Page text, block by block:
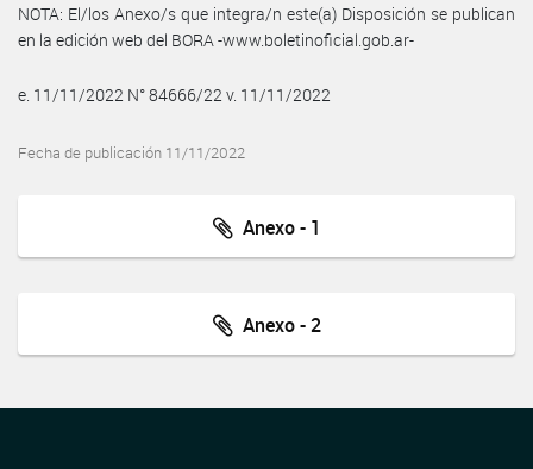
NOTA: El/los Anexo/s que integra/n este(a) Disposición se publican
en la edición web del BORA -www.boletinoficial.gob.ar-
e. 11/11/2022 N° 84666/22 v. 11/11/2022
Fecha de publicación 11/11/2022
Anexo - 1
Anexo - 2